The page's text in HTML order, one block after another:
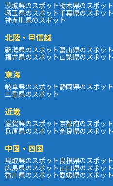
茨城県のスポット栃木県のスポット
埼玉県のスポット千葉県のスポット
神奈川県のスポット
北陸・甲信越
新潟県のスポット富山県のスポット
福井県のスポット山梨県のスポット
東海
岐阜県のスポット静岡県のスポット
三重県のスポット
近畿
滋賀県のスポット京都府のスポット
兵庫県のスポット奈良県のスポット
中国・四国
鳥取県のスポット島根県のスポット
広島県のスポット山口県のスポット
香川県のスポット愛媛県のスポット